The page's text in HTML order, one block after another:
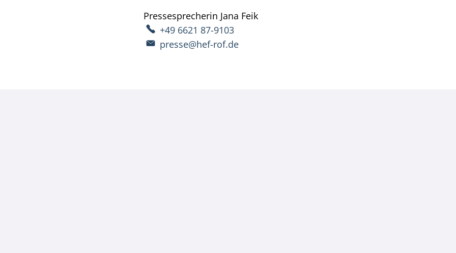
Pressesprecherin Jana Feik
+49 6621 87-9103
presse@hef-rof.de